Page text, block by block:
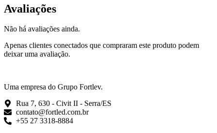
Avaliações
Não há avaliações ainda.
Apenas clientes conectados que compraram este produto podem
deixar uma avaliação.
Uma empresa do Grupo Fortlev.
Rua 7, 630 - Civit II - Serra/ES
contato@fortled.com.br
+55 27 3318-8884